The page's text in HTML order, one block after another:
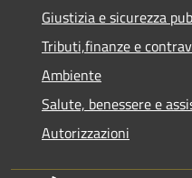
Giustizia e sicurezza
Tributi,finanze e
Ambiente
Salute, benessere e
Autorizzazioni